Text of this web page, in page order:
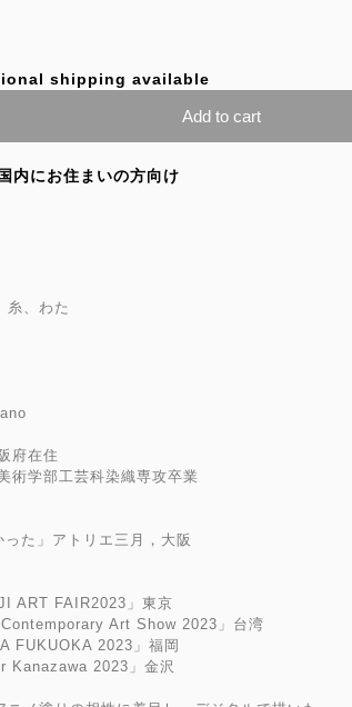
shipping available
Add to cart
内にお住まいの方向け
糸、わた
府在住
術学部工芸科染織専攻卒業
た」アトリエ三月，大阪
ART FAIR2023」東京
Art Show 2023」台湾
FUKUOKA 2023」福岡
Kanazawa 2023」金沢